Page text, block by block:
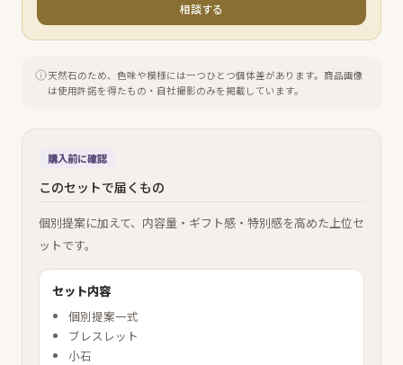
相談する
天然石のため、色味や模様には一つひとつ個体差があります。 商品画像
は使用許諾を得たもの・自社撮影のみを掲載しています。
購入前に確認
このセットで届くもの
個別提案に加えて、内容量・ギフト感・特別感を高めた上位セ
ットです。
セット内容
個別提案一式
ブレスレット
小石